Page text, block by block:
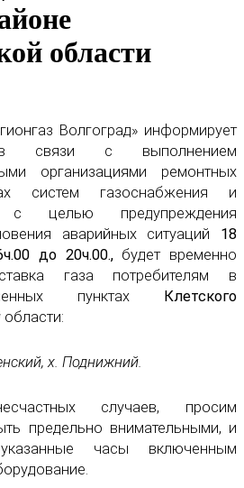
области
Волгоград» информирует
с выполнением
организациями ремонтных
систем газоснабжения и
с целью предупреждения
аварийных ситуаций 18
до 20ч.00., будет временно
газа потребителям в
пунктах Клетского
области:
х. Поднижний.
случаев, просим
предельно внимательными, и
часы включенным